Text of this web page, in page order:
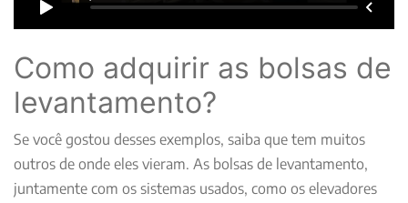
Como adquirir as bolsas de
levantamento?
Se você gostou desses exemplos, saiba que tem muitos
outros de onde eles vieram. As bolsas de levantamento,
juntamente com os sistemas usados, como os elevadores